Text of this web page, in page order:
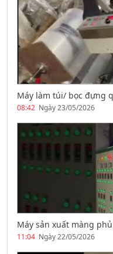
Máy làm túi/ bọc đựng
08:42 Ngày 23/05/2026
Máy sản xuất màng
11:04 Ngày 22/05/2026